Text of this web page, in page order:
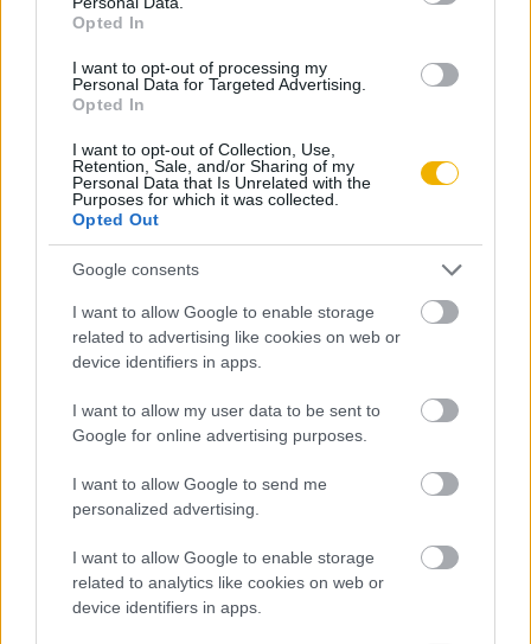
Opted In
I want to opt-out of processing my
Personal Data for Targeted Advertising.
Opted In
I want to opt-out of Collection, Use,
Retention, Sale, and/or Sharing of my
Personal Data that Is Unrelated with the
Purposes for which it was collected.
Opted Out
Google consents
I want to allow Google to enable storage
related to advertising like cookies on web or
device identifiers in apps.
I want to allow my user data to be sent to
Google for online advertising purposes.
I want to allow Google to send me
personalized advertising.
I want to allow Google to enable storage
related to analytics like cookies on web or
device identifiers in apps.
Ismerje meg
A szerző cikkei
Tananyag
Egyetemes történelem
Hétköznapi élet a középkorban